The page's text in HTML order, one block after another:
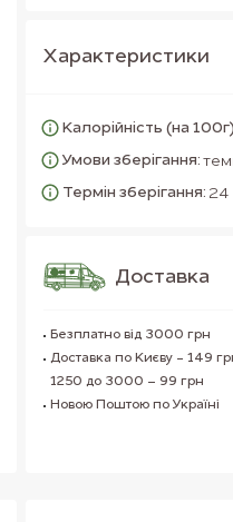
Характеристики
Калорійність (на
Умови зберігання:
Термін зберігання: 24
Доставка
Безплатно від 3000 грн
Доставка по Києву - 149
1250 до 3000 – 99 грн
Новою Поштою по Україні